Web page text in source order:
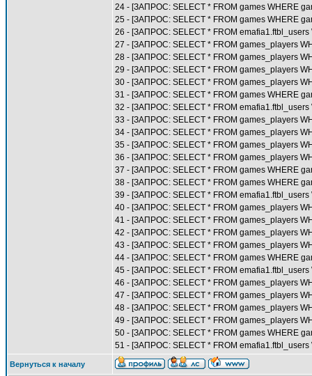
24 - [ЗАПРОС: SELECT * FROM games WHERE
25 - [ЗАПРОС: SELECT * FROM games WHERE
26 - [ЗАПРОС: SELECT * FROM emafia1.ftbl_users
27 - [ЗАПРОС: SELECT * FROM games_players
28 - [ЗАПРОС: SELECT * FROM games_players
29 - [ЗАПРОС: SELECT * FROM games_players
30 - [ЗАПРОС: SELECT * FROM games_players
31 - [ЗАПРОС: SELECT * FROM games WHERE
32 - [ЗАПРОС: SELECT * FROM emafia1.ftbl_users
33 - [ЗАПРОС: SELECT * FROM games_players
34 - [ЗАПРОС: SELECT * FROM games_players
35 - [ЗАПРОС: SELECT * FROM games_players
36 - [ЗАПРОС: SELECT * FROM games_players
37 - [ЗАПРОС: SELECT * FROM games WHERE
38 - [ЗАПРОС: SELECT * FROM games WHERE
39 - [ЗАПРОС: SELECT * FROM emafia1.ftbl_users
40 - [ЗАПРОС: SELECT * FROM games_players
41 - [ЗАПРОС: SELECT * FROM games_players
42 - [ЗАПРОС: SELECT * FROM games_players
43 - [ЗАПРОС: SELECT * FROM games_players
44 - [ЗАПРОС: SELECT * FROM games WHERE
45 - [ЗАПРОС: SELECT * FROM emafia1.ftbl_users
46 - [ЗАПРОС: SELECT * FROM games_players
47 - [ЗАПРОС: SELECT * FROM games_players
48 - [ЗАПРОС: SELECT * FROM games_players
49 - [ЗАПРОС: SELECT * FROM games_players
50 - [ЗАПРОС: SELECT * FROM games WHERE
51 - [ЗАПРОС: SELECT * FROM emafia1.ftbl_users
Вернуться к началу